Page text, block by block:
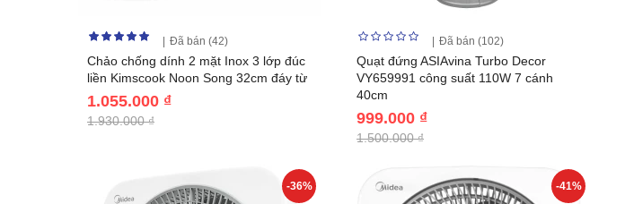
Đã bán (42)
Chảo chống dính 2 mặt Inox 3 lớp đúc
liền Kimscook Noon Song 32cm đáy từ
1.055.000 ₫
1.930.000 ₫
Đã bán (102)
Quạt đứng ASIAvina Turbo Decor
VY659991 công suất 110W 7 cánh
40cm
999.000 ₫
1.500.000 ₫
-36% -41%